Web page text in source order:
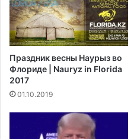
е
з
а
в
и
с
и
м
п
о
д
п
и
с
а
л
а
Праздник весны Наурыз во
Флориде | Nauryz in Florida
2017
01.10.2019